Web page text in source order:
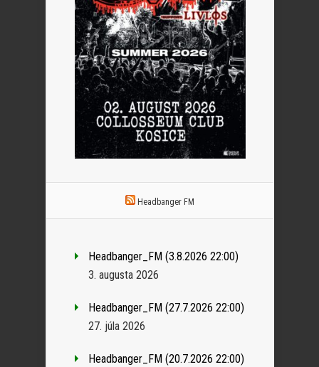
Headbanger FM
Headbanger_FM (3.8.2026 22:00)
3. augusta 2026
Headbanger_FM (27.7.2026 22:00)
27. júla 2026
Headbanger_FM (20.7.2026 22:00)